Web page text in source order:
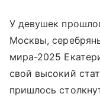
У девушек
Москвы,
мира-2025
свой высокий
пришлось